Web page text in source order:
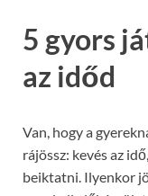
5 gyors
az időd
Van, hogy a
rájössz: kevés az
beiktatni. Ilyenkor